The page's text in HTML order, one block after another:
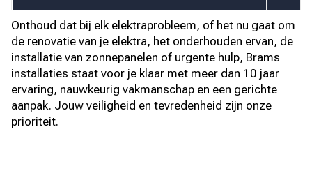
Onthoud dat bij elk elektraprobleem, of het nu gaat om
de renovatie van je elektra, het onderhouden ervan, de
installatie van zonnepanelen of urgente hulp, Brams
installaties staat voor je klaar met meer dan 10 jaar
ervaring, nauwkeurig vakmanschap en een gerichte
aanpak. Jouw veiligheid en tevredenheid zijn onze
prioriteit.